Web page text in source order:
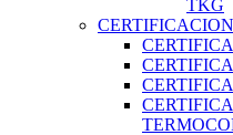
TKG